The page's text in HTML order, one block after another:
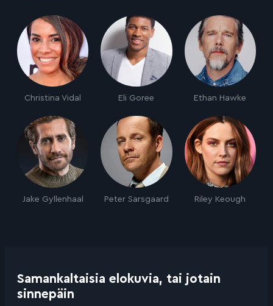
Christina Vidal Eli Goree Ethan Hawke
Jake Gyllenhaal Peter Sarsgaard Riley Keough
Samankaltaisia elokuvia, tai jotain
sinnepäin